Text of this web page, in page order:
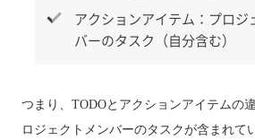
アクションアイテム：プロジ
バーのタスク（自分含む）
つまり、TODOとアクションアイテムの
ロジェクトメンバーのタスクが含まれて